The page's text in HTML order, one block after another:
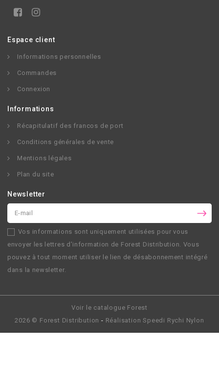
Espace client
Informations personnelles
Commandes
Connexion
Informations
Récapitulatif des francos de port
Conditions générales de vente
Mentions légales
Plan du site
Newsletter
Vos informations sont uniquement utilisées pour vous
envoyer les lettres d’information de Forest Distribution . Vous
pouvez à tout moment utiliser le lien de désabonnement intégré
dans la newsletter.
Voir le catalogue Forest
2026 © Forest Distribution - RéalisationSpeedi Rychi Nylon